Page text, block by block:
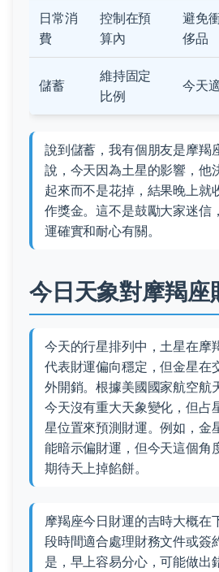
日常消
費
控制在預
算內
避免
侈品
儲蓄
維持固定
比例
今天
說到儲蓄，我有個朋友是摩羯
說，今天因為土星的影響，他
起來而不是花掉，結果晚上就
作獎金。這不是鼓勵大家迷信
運確實和耐心有關。
今日天象對摩羯座
今天的行星排列中，土星在摩
代表財運偏向穩定，但金星在
外開銷。根據美國國家航空航
今天沒有重大天象變化，但占
星位置來預測財運。例如，金
能暗示偏財運，但今天這個角
期待天上掉餡餅。
摩羯座今日財運的吉時大概在
段時間適合處理財務文件或簽
是，早上容易分心，可能做出